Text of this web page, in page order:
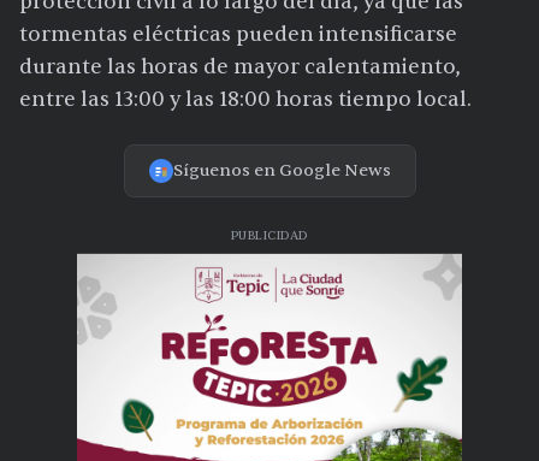
tormentas eléctricas pueden intensificarse
durante las horas de mayor calentamiento,
entre las 13:00 y las 18:00 horas tiempo local.
Síguenos en Google News
PUBLICIDAD